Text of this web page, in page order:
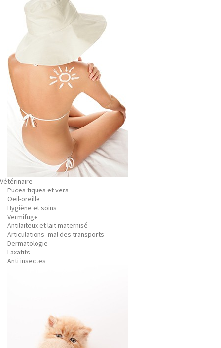
Vétérinaire
Puces tiques et vers
Oeil-oreille
Hygiène et soins
Vermifuge
Antilaiteux et lait maternisé
Articulations- mal des transports
Dermatologie
Laxatifs
Anti insectes